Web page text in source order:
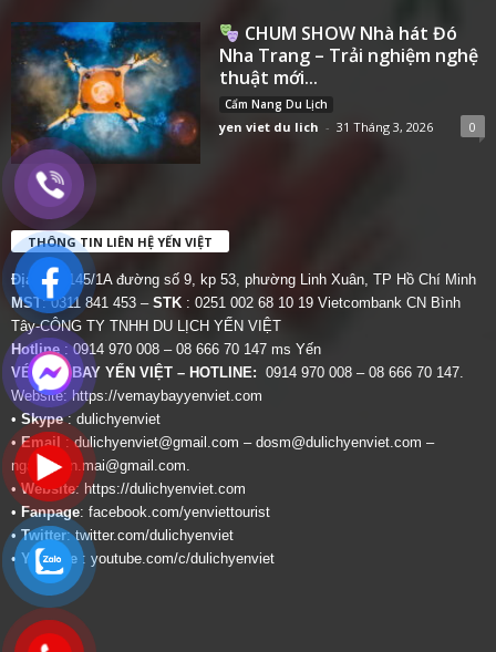
CHUM SHOW Nhà hát Đó
Nha Trang – Trải nghiệm nghệ
thuật mới...
Cẩm Nang Du Lịch
yen viet du lich - 31 Tháng 3, 2026 0
THÔNG TIN LIÊN HỆ YẾN VIỆT
Địa chỉ:
145/1A đường số 9, kp 53, phường Linh Xuân, TP Hồ Chí Minh
MST: 0311 841 453 – STK : 0251 002 68 10 19 Vietcombank CN Bình
Tây-CÔNG TY TNHH DU LỊCH YẾN VIỆT
Hotline : 0914 970 008 – 08 666 70 147 ms Yến
VÉ MÁY BAY YẾN VIỆT – HOTLINE: 0914 970 008 – 08 666 70 147.
Website:https://vemaybayyenviet.com
• Skype: dulichyenviet
•Email :dulichyenviet@gmail.com – dosm@dulichyenviet.com –
ngan.phan.mai@gmail.com.
•Website: https://dulichyenviet.com
• Fanpage: facebook.com/yenviettourist
• Twitter:twitter.com/dulichyenviet
• Youtube : youtube.com/c/dulichyenviet